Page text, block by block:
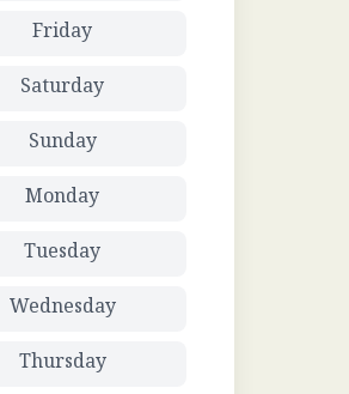
Friday
Saturday
Sunday
Monday
Tuesday
Wednesday
Thursday